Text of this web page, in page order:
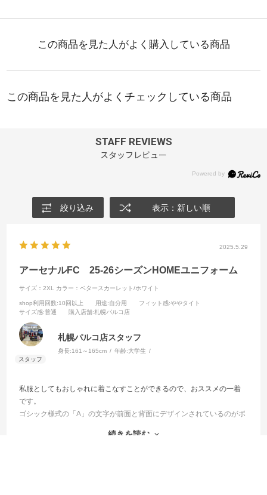
STAFF REVIEWS
スタッフレビュー
絞り込み 表示：新しい順
2025.5.29
アーセナルFC 25-26シーズンHOMEユニフォーム
サイズ：2XL カラー：ベタースカーレット/ホワイト
shop利用回数:10回以上 用途:自分用 フィット感:ややタイト
サイズ感:普通 購入店舗:札幌パルコ店
札幌パルコ店スタッフ
身長:161～165cm 年齢:大学生
私服としてもおしゃれに着こなすことができるので、おススメの一着
です。
ゴシック様式の「A」の文字が前面と背面にデザインされているのがポ
続きを読む